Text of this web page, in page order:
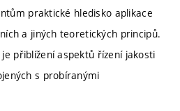
praktické hledisko aplikace
a jiných teoretických principů.
přiblížení aspektů řízení jakosti
s probíranými